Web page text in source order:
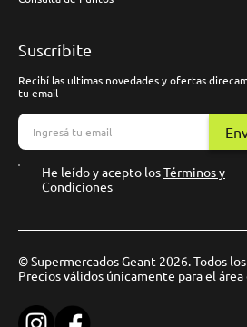
Suscríbite
Recibí las ultimas novedades y ofertas
tu email
He leído y acepto losTérminos y
Condiciones
© Supermercados Geant 2026. Todos
Precios válidos únicamente para el